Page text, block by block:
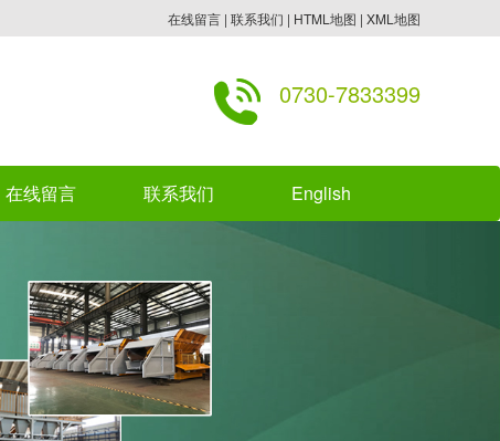
在线留言 | 联系我们 | HTML地图 | XML地图
0730-7833399
在线留言 联系我们 English